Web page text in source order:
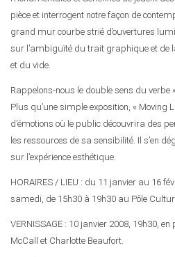
pièce et interrogent notre façon de
grand mur courbe strié d’ouvertures
sur l’ambiguïté du trait graphique et de
et du vide.
Rappelons-nous le double sens du verbe
Plus qu’une simple exposition, « Moving
d’émotions où le public découvrira des
les ressources de sa sensibilité. Il s’en
sur l’expérience esthétique.
HORAIRES / LIEU : du 11 janvier au 16
samedi, de 15h30 à 19h30 au Pôle
VERNISSAGE : 10 janvier 2008, 19h30,
McCall et Charlotte Beaufort.